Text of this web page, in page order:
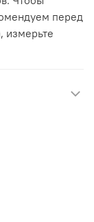
перед
измерьте